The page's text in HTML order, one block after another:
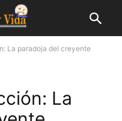
La paradoja del creyente
La